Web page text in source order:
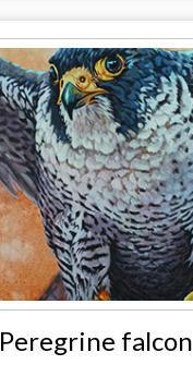
Peregrine falcon